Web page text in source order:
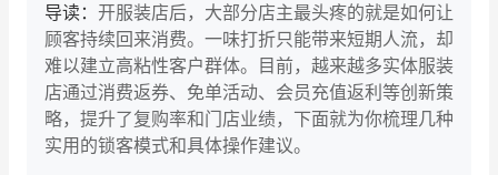
增长产品指南
智库 产品场景库
产品更新动态 帮助中心
导读： 开服装店后，大部分店主最头疼的就是如何让
顾客持续回来消费。一味打折只能带来短期人流，却
难以建立高粘性客户群体。目前，越来越多实体服装
店通过消费返券、免单活动、会员充值返利等创新策
略，提升了复购率和门店业绩，下面就为你梳理几种
实用的锁客模式和具体操作建议。